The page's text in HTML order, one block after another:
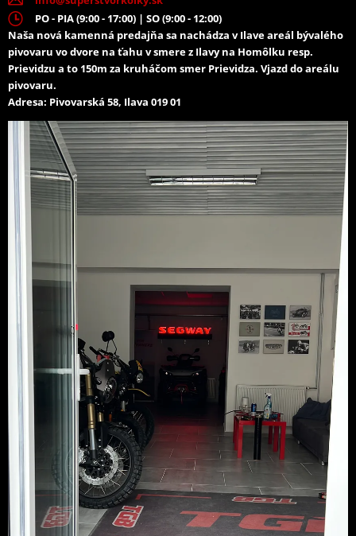
PO - PIA (9:00 - 17:00) | SO (9:00 - 12:00)
Naša nová kamenná predajňa sa nachádza v Ilave areál bývalého
pivovaru vo dvore na ťahu v smere z Ilavy na Homôlku resp.
Prievidzu a to 150m za kruháčom smer Prievidza. Vjazd do areálu
pivovaru.
Adresa: Pivovarská 58, Ilava 019 01